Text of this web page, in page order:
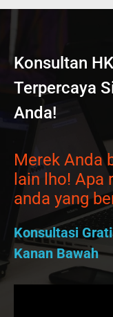
Konsultan
Terpercaya
Anda!
Merek Anda
lain lho! Apa
anda yang
Konsultasi
Kanan Bawah